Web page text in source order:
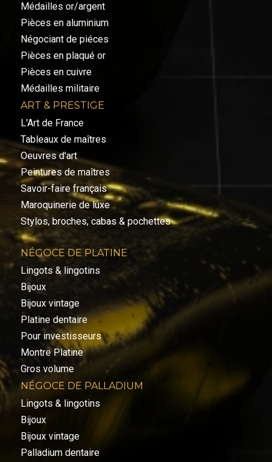
Médailles or/argent
Pièces en aluminium
Négociant de piéces
Pièces en plaqué or
Pièces en cuivre
Médailles militaire
ART & PRESTIGE
L'Art de France
Tableaux de maîtres
Oeuvres d'art
Peintures de maîtres
Savoir-faire français
Maroquinerie de luxe
Stylos, broches, cabas & pochettes
NÉGOCE DE PLATINE
Lingots & lingotins
Bijoux
Bijoux vintage
Platine dentaire
Pour investisseurs
Montre Platine
Gros volume
NÉGOCE DE PALLADIUM
Lingots & lingotins
Bijoux
Bijoux vintage
Palladium dentaire